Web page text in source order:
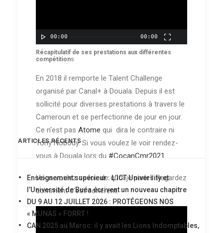
00:00 00:00
Récapitulatif de ses prestations aux différentes
compétitions
En 2018 il remporte le Talent Challenge
organisé par Canal+ à Douala. Depuis il est
sollicité pour diverses prestations à travers le
Cameroun et se perfectionne de jour en jour.
Ce n'est pas Atome qui dira le contraire ni
Tony Nobody. Si vous voulez le voir rendez-
vous à Douala lors du #CocanCmr2021
Vous voulez savoir de quoi je parle? Regardez
comment c'est cohérent.
ARTICLES RÉCENTS
Enseignement supérieur : L’ICT University et
l’Université de Buéa écrivent un nouveau chapitre
DU 9 AU 12 JUILLET 2026 : PROTÉGEONS NOS
« MUNAS » FORRT !
CAN 2025 au Maroc: il y avait les Lions Indomptables,